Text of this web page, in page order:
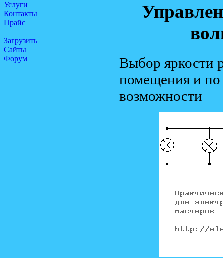
Услуги
Контакты
Прайс
Загрузить
Сайты
Форум
Выбор яркости
помещения и по
возможности